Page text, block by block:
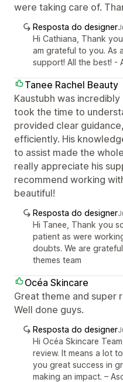
were taking care of.
Resposta do designer
Hi Cathiana, Thank
am grateful to you. As
support! All the best! -
Tanee Rachel Beauty
Kaustubh was
took the time to
provided clear
efficiently. His
to assist made the
really appreciate his
recommend working
beautiful!
Resposta do designer
Hi Tanee, Thank you
patient as were
doubts. We are
themes team
Océa Skincare
Great theme and super
Well done guys.
Resposta do designer
Hi Océa Skincare
review. It means a lot
you great success in
making an impact. –